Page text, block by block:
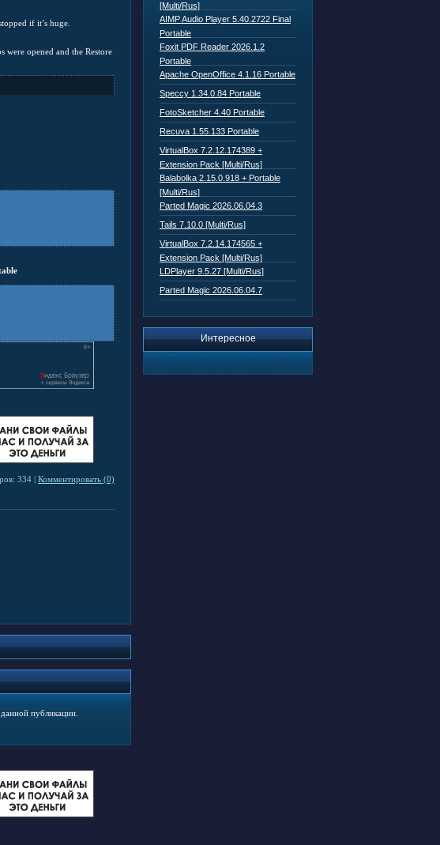
[Multi/Rus]
AIMP Audio Player 5.40.2722 Final
Portable
Foxit PDF Reader 2026.1.2
Portable
Apache OpenOffice 4.1.16 Portable
Speccy 1.34.0.84 Portable
FotoSketcher 4.40 Portable
Recuva 1.55.133 Portable
VirtualBox 7.2.12.174389 +
Extension Pack [Multi/Rus]
Balabolka 2.15.0.918 + Portable
[Multi/Rus]
Parted Magic 2026.06.04.3
Tails 7.10.0 [Multi/Rus]
VirtualBox 7.2.14.174565 +
Extension Pack [Multi/Rus]
LDPlayer 9.5.27 [Multi/Rus]
Parted Magic 2026.06.04.7
Интересное
if it’s huge.
opened and the Restore
334 | Комментировать (0)
публикации.